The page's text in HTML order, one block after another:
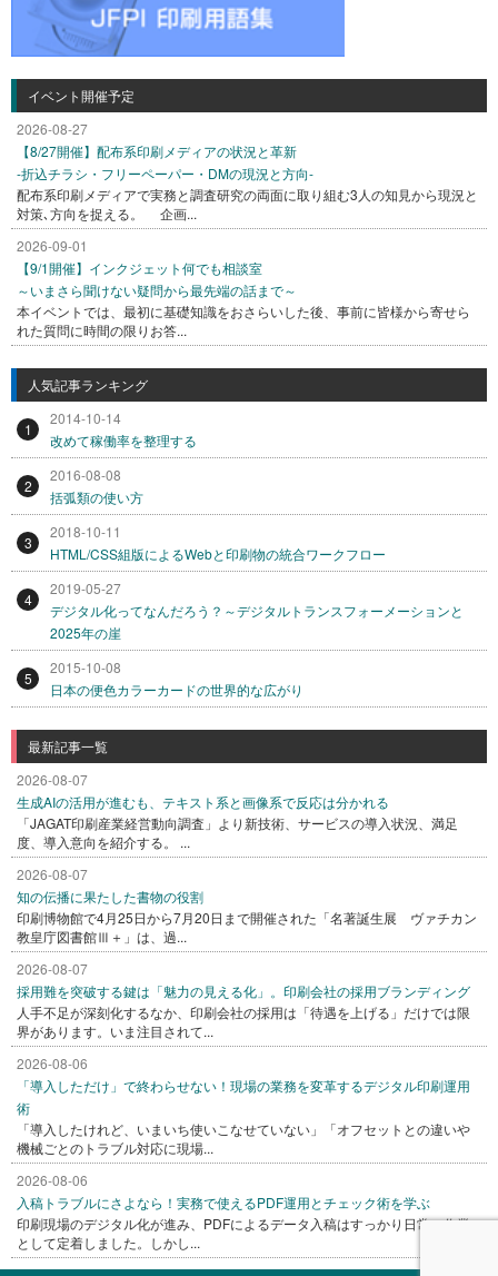
イベント開催予定
2026-08-27
【8/27開催】配布系印刷メディアの状況と革新
-折込チラシ・フリーペーパー・DMの現況と方向-
配布系印刷メディアで実務と調査研究の両面に取り組む3人の知見から現況と
対策､方向を捉える。 企画...
2026-09-01
【9/1開催】インクジェット何でも相談室
～いまさら聞けない疑問から最先端の話まで～
本イベントでは、最初に基礎知識をおさらいした後、事前に皆様から寄せら
れた質問に時間の限りお答...
人気記事ランキング
1
2014-10-14
改めて稼働率を整理する
2
2016-08-08
括弧類の使い方
3
2018-10-11
HTML/CSS組版によるWebと印刷物の統合ワークフロー
4
2019-05-27
デジタル化ってなんだろう？～デジタルトランスフォーメーションと
2025年の崖
5
2015-10-08
日本の便色カラーカードの世界的な広がり
最新記事一覧
2026-08-07
生成AIの活用が進むも、テキスト系と画像系で反応は分かれる
「JAGAT印刷産業経営動向調査」より新技術、サービスの導入状況、満足
度、導入意向を紹介する。 ...
2026-08-07
知の伝播に果たした書物の役割
印刷博物館で4月25日から7月20日まで開催された「名著誕生展 ヴァチカン
教皇庁図書館Ⅲ＋」は、過...
2026-08-07
採用難を突破する鍵は「魅力の見える化」。印刷会社の採用ブランディング
人手不足が深刻化するなか、印刷会社の採用は「待遇を上げる」だけでは限
界があります。いま注目されて...
2026-08-06
「導入しただけ」で終わらせない！現場の業務を変革するデジタル印刷運用
術
「導入したけれど、いまいち使いこなせていない」「オフセットとの違いや
機械ごとのトラブル対応に現場...
2026-08-06
入稿トラブルにさよなら！実務で使えるPDF運用とチェック術を学ぶ
印刷現場のデジタル化が進み、PDFによるデータ入稿はすっかり日常の作業
として定着しました。しかし...